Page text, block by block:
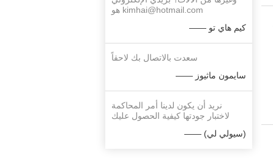
هو kimhai@hotmail.com
—— كيم هاي تو
سعدت بالاتصال بك لاحقاً
—— سايمون ماثيوز
نريد أن يكون لدينا أمر المحاكمة
لاختبار جودتها كيفية الحصول عليك
—— (سيولي لي)